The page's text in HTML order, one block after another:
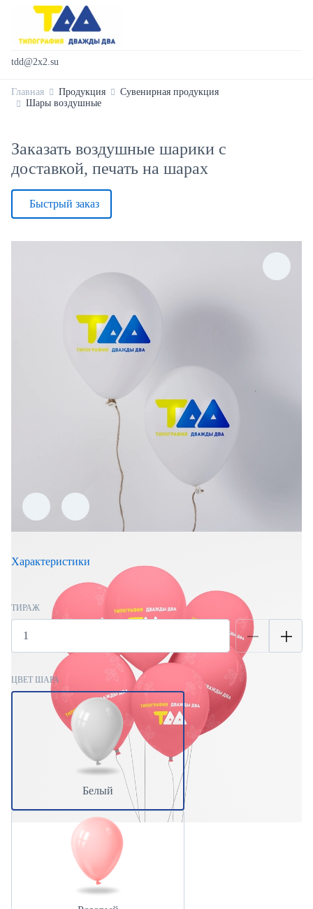
tdd@2x2.su
Главная Продукция
Сувенирная продукция
Шары воздушные
Заказать воздушные шарики с
доставкой, печать на шарах
Быстрый заказ
Характеристики
ТИРАЖ
ЦВЕТ ШАРА
Белый